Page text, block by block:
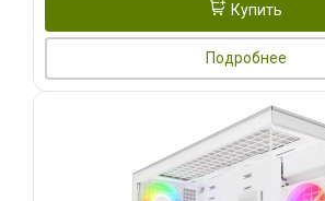
Купить
Подробнее